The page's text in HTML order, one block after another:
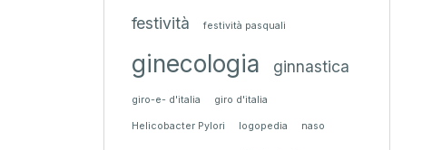
festività
festività pasquali
ginecologia ginnastica
giro-e- d'italia giro d'italia
Helicobacter Pylori logopedia naso